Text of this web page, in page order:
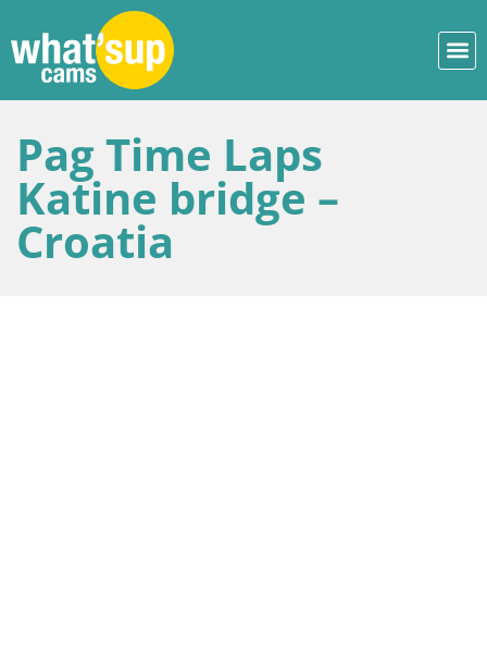
Pag Time Laps
Katine bridge –
Croatia